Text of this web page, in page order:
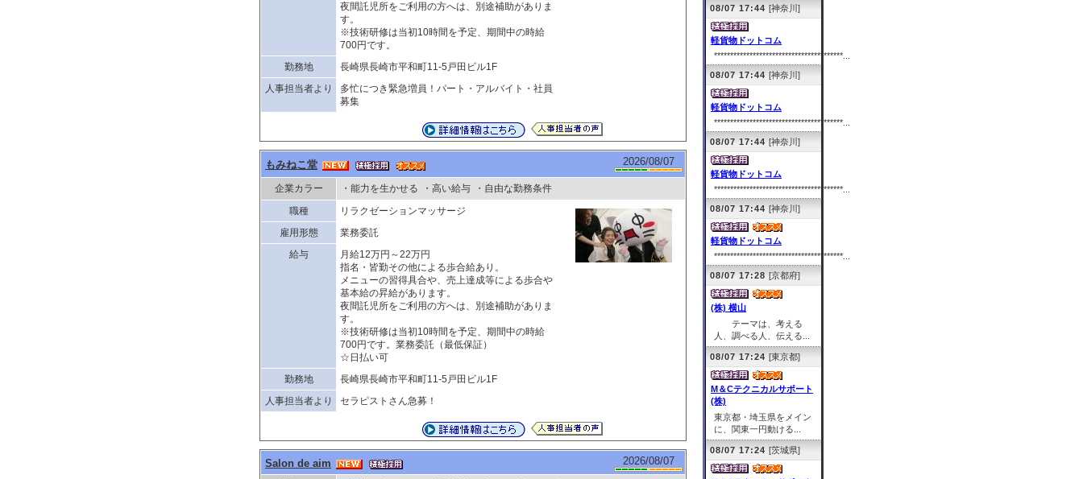
夜間託児所をご利用の方へは、別途補助がありま
す。
※技術研修は当初10時間を予定、期間中の時給
700円です。
勤務地
長崎県長崎市平和町11-5戸田ビル1F
人事担当者より
多忙につき緊急増員！パート・アルバイト・社員
募集
もみねこ堂 2026/08/07
企業カラー ・能力を生かせる ・高い給与
・自由な勤務条件
職種
リラクゼーションマッサージ
雇用形態
業務委託
給与
月給12万円～22万円
指名・皆勤その他による歩合給あり。
メニューの習得具合や、売上達成等による歩合や
基本給の昇給があります。
夜間託児所をご利用の方へは、別途補助がありま
す。
※技術研修は当初10時間を予定、期間中の時給
700円です。業務委託（最低保証）
☆日払い可
勤務地
長崎県長崎市平和町11-5戸田ビル1F
人事担当者より
セラピストさん急募！
Salon de aim 2026/08/07
08/07 17:44 [神奈川]
軽貨物ドットコム
****************************************...
08/07 17:44 [神奈川]
軽貨物ドットコム
****************************************...
08/07 17:44 [神奈川]
軽貨物ドットコム
****************************************...
08/07 17:44 [神奈川]
軽貨物ドットコム
****************************************...
08/07 17:28 [京都府]
(株) 横山
テーマは、考える
人、調べる人、伝える...
08/07 17:24 [東京都]
M＆Cテクニカルサポート
(株)
東京都・埼玉県をメイン
に、関東一円動ける...
08/07 17:24 [茨城県]